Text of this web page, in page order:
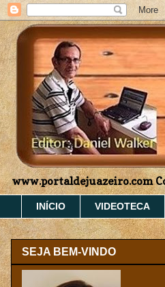
www.portaldejuazeiro.com
INÍCIO VIDEOTECA
SEJA BEM-VINDO